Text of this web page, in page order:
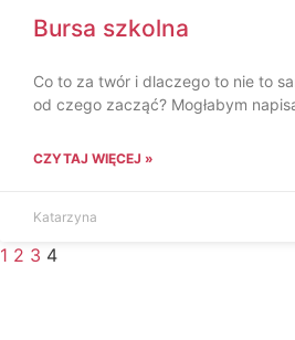
Bursa szkolna
Co to za twór i dlaczego to nie to
od czego zacząć? Mogłabym
CZYTAJ WIĘCEJ »
Katarzyna
1 2 3 4